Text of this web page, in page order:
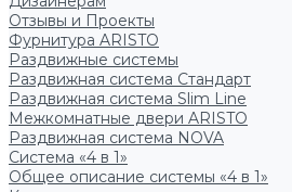
Отзывы и Проекты
Фурнитура ARISTO
Раздвижные системы
Раздвижная система Стандарт
Раздвижная система Slim Line
Межкомнатные двери ARISTO
Раздвижная система NOVA
Система «4 в 1»
Общее описание системы «4 в 1»